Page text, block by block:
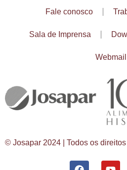
Fale conosco
Sala de Imprensa
Webmail
© Josapar 2024 | Todos os